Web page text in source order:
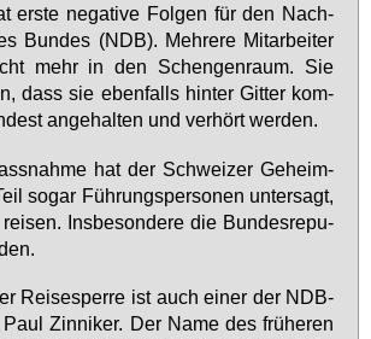
ers­te ne­ga­ti­ve Fol­gen für den Nach­
Bun­des (NDB). Meh­re­re Mit­ar­bei­ter
mehr in den Schen­gen­raum. Sie
dass sie eben­falls hin­ter Git­ter kom­
an­ge­hal­ten und ver­hört wer­den.
hat der Schwei­zer Ge­heim­
so­gar Füh­rungs­per­so­nen un­ter­sagt,
Ins­be­son­de­re die Bun­des­re­pu­
Rei­se­sper­re ist auch ei­ner der NDB-
Zin­ni­ker. Der Na­me des frü­he­ren